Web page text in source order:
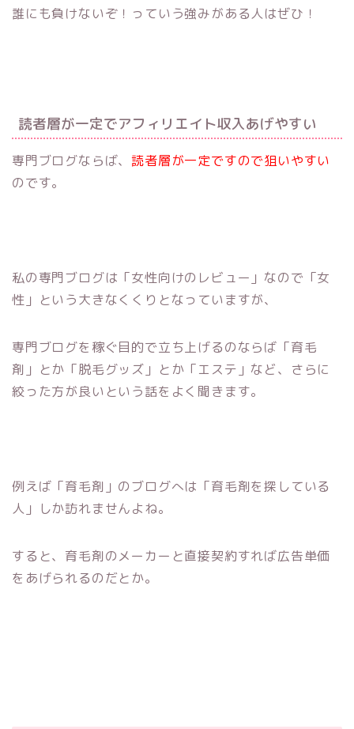
誰にも負けないぞ！っていう強みがある人はぜひ！
読者層が一定でアフィリエイト収入あげやすい
専門ブログならば、読者層が一定ですので狙いやすい
のです。
私の専門ブログは「女性向けのレビュー」なので「女
性」という大きなくくりとなっていますが、
専門ブログを稼ぐ目的で立ち上げるのならば「育毛
剤」とか「脱毛グッズ」とか「エステ」など、さらに
絞った方が良いという話をよく聞きます。
例えば「育毛剤」のブログへは「育毛剤を探している
人」しか訪れませんよね。
すると、育毛剤のメーカーと直接契約すれば広告単価
をあげられるのだとか。